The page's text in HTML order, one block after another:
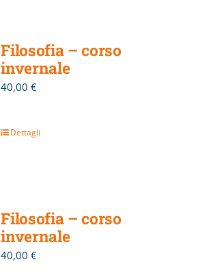
Filosofia – corso
invernale
40,00€
Dettagli
Filosofia – corso
invernale
40,00€